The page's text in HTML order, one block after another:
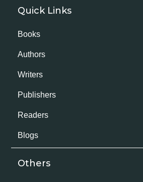
Quick Links
Books
Authors
Writers
Publishers
Readers
Blogs
Others